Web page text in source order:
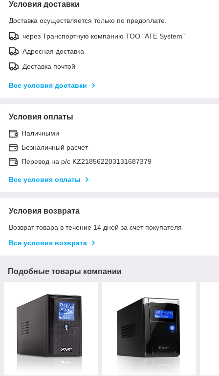
Условия доставки
Доставка осуществляется только по предоплате.
через Транспортную компанию ТОО "ATE System"
Адресная доставка
Доставка почтой
Все условия доставки
Условия оплаты
Наличными
Безналичный расчет
Перевод на р/с KZ218562203131687379
Все условия оплаты
Условия возврата
Возврат товара в течение 14 дней за счет покупателя
Все условия возврата
Подобные товары компании